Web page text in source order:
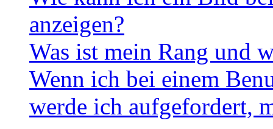
anzeigen?
Was ist mein Rang und
Wenn ich bei einem
werde ich aufgefordert,